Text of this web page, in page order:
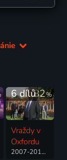
82%
6 dílů
Vraždy v
Oxfordu
2007-2016 | Velká Británie | Krimi, Drama, Mysteriózní